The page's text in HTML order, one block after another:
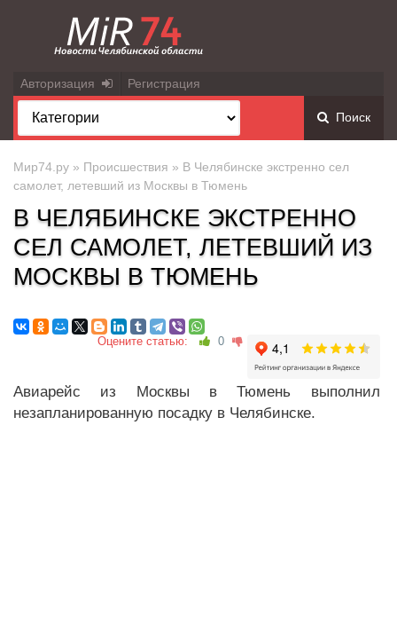
Авторизация Регистрация
Поиск
Мир74.ру » Происшествия » В Челябинске экстренно сел
самолет, летевший из Москвы в Тюмень
В ЧЕЛЯБИНСКЕ ЭКСТРЕННО
СЕЛ САМОЛЕТ, ЛЕТЕВШИЙ ИЗ
МОСКВЫ В ТЮМЕНЬ
Оцените статью: 0
Авиарейс из Москвы в Тюмень выполнил
незапланированную посадку в Челябинске.